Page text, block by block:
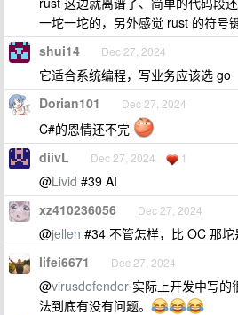
一坨一坨的，另外感觉 rust 的符号
shui14 Dec 27, 2024
它适合系统编程，写业务应该选 go
Dorian101 Dec 27, 2024
C#的恩情还不完
diivL Dec 27, 2024 1
@Livid #39 AI
xz410236056 Dec 27, 2024
@jellen #34 不管怎样，比 OC 那坨
lifei6671 Dec 27, 2024
@virusdefender 实际上开发中写的
法到底有没有问题。